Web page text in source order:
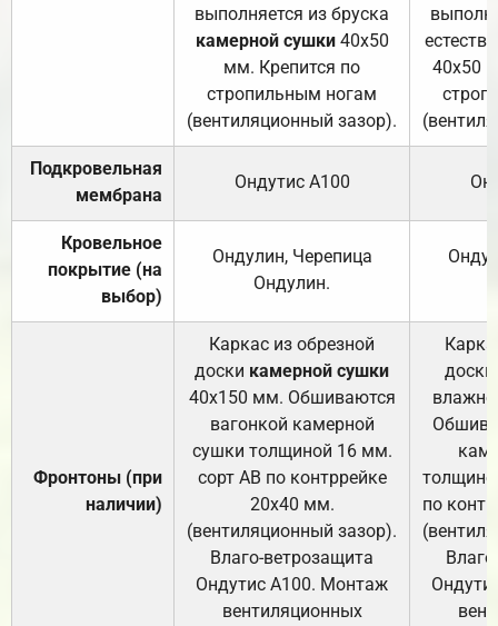
выполняется из бруска
камерной сушки40х50
мм. Крепится по
стропильным ногам
(вентиляционный зазор).
40х50
Подкровельная
мембрана
Ондутис А100
Кровельное
покрытие (на
выбор)
Ондулин, Черепица
Ондулин.
Фронтоны (при
наличии)
Каркас из обрезной
доски камерной сушки
40х150 мм. Обшиваются
вагонкой камерной
сушки толщиной 16 мм.
сорт АВ по контррейке
20х40 мм.
(вентиляционный зазор).
Влаго-ветрозащита
Ондутис А100. Монтаж
вентиляционных
доски
по